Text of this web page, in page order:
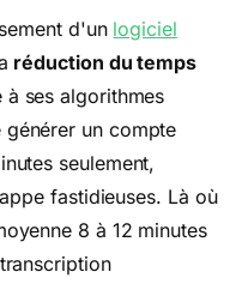
d'un logiciel
réduction du temps
à ses algorithmes
un compte
seulement,
fastidieuses. Là où
8 à 12 minutes